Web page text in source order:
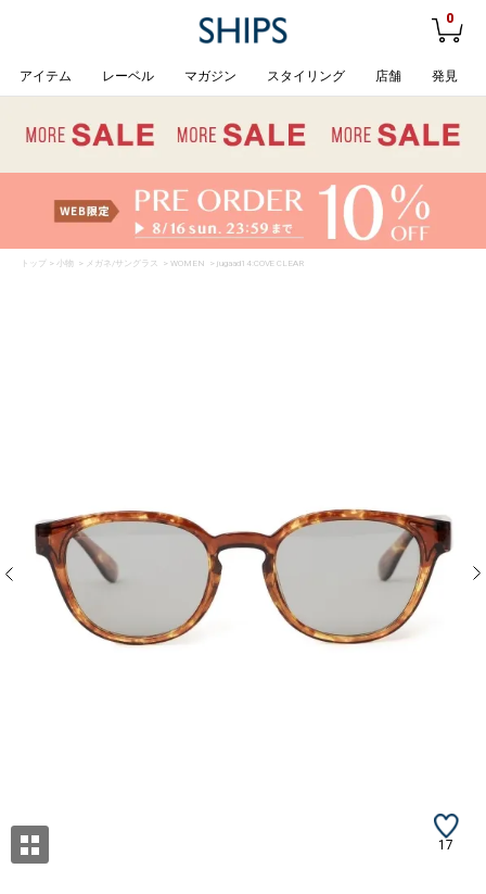
0
アイテム レーベル マガジン スタイリング 店舗 発見
トップ > 小物 > メガネ/サングラス > WOMEN > jugaad14:COVE CLEAR
17